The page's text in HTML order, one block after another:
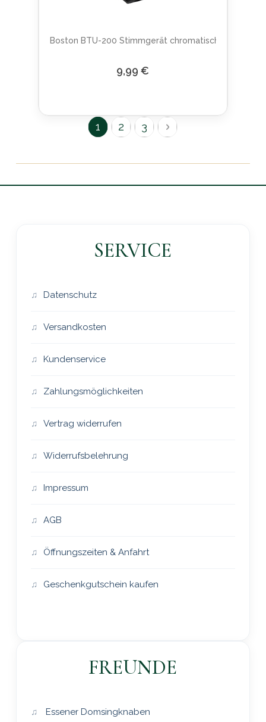
Boston BTU-200 Stimmgerät chromatisch
9,99 €
Seite
Sie lesen gerade Seite
1 Seite
2 Seite
3 Seite
Weiter
SERVICE
Datenschutz
Versandkosten
Kundenservice
Zahlungsmöglichkeiten
Vertrag widerrufen
Widerrufsbelehrung
Impressum
AGB
Öffnungszeiten & Anfahrt
Geschenkgutschein kaufen
FREUNDE
Essener Domsingknaben